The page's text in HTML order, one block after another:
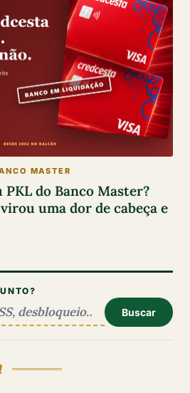
MASTER
PKL do Banco Master?
uma dor de cabeça e
Buscar